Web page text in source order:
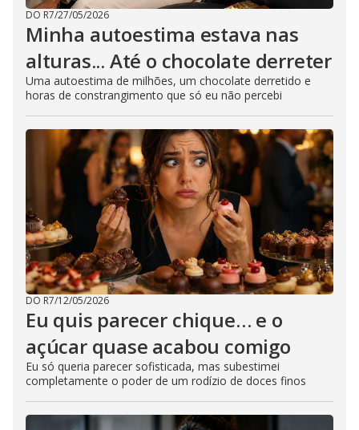
DO R7/27/05/2026
Minha autoestima estava nas
alturas... Até o chocolate derreter
Uma autoestima de milhões, um chocolate derretido e
horas de constrangimento que só eu não percebi
DO R7/12/05/2026
Eu quis parecer chique… e o
açúcar quase acabou comigo
Eu só queria parecer sofisticada, mas subestimei
completamente o poder de um rodízio de doces finos